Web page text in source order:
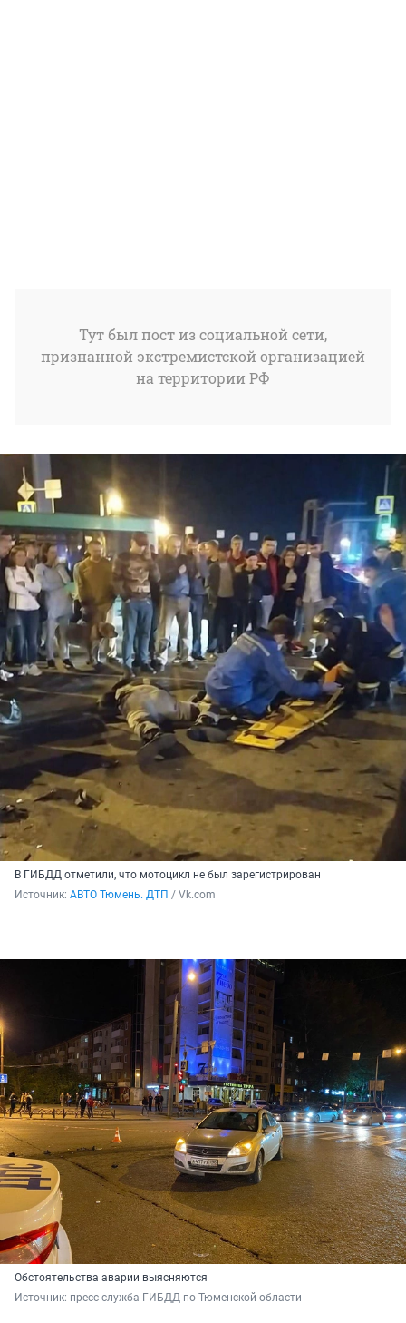
Тут был пост из социальной сети,
признанной экстремистской организацией
на территории РФ
В ГИБДД отметили, что мотоцикл не был зарегистрирован
Источник: АВТО Тюмень. ДТП / Vk.com
Обстоятельства аварии выясняются
Источник: пресс-служба ГИБДД по Тюменской области